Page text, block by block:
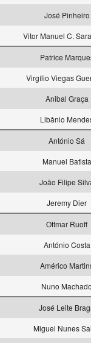
José Pinheiro
Vitor Manuel C.
Patrice
Virgílio Viegas
Anibal Graça
Libânio
António Sá
Manuel Batista
João Filipe
Jeremy Dier
Ottmar Ruoff
António Costa
Américo
Nuno
José Leite
Miguel Nunes